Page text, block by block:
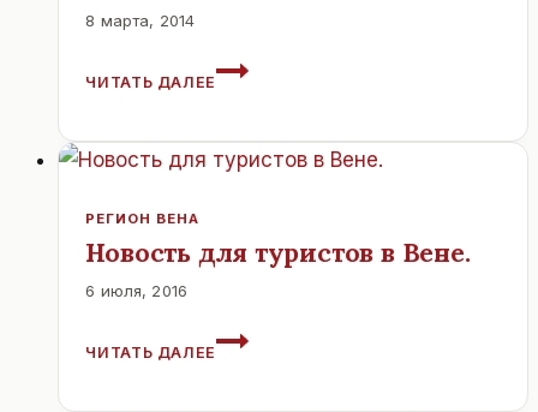
8 марта, 2014
ЧИТАТЬ ДАЛЕЕ
В
МОЖНО
ПРОИЗВЕСТИ
ПРОВЕРКУ
БЕСПЛАТНО.
РЕГИОН ВЕНА
Новость для туристов в Вене.
6 июля, 2016
ЧИТАТЬ ДАЛЕЕ
НОВОСТЬ